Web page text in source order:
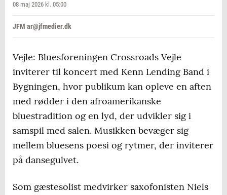
08 maj 2026 kl. 05:00
JFM ar@jfmedier.dk
Vejle: Bluesforeningen Crossroads Vejle
inviterer til koncert med Kenn Lending Band i
Bygningen, hvor publikum kan opleve en aften
med rødder i den afroamerikanske
bluestradition og en lyd, der udvikler sig i
samspil med salen. Musikken bevæger sig
mellem bluesens poesi og rytmer, der inviterer
på dansegulvet.
Som gæstesolist medvirker saxofonisten Niels